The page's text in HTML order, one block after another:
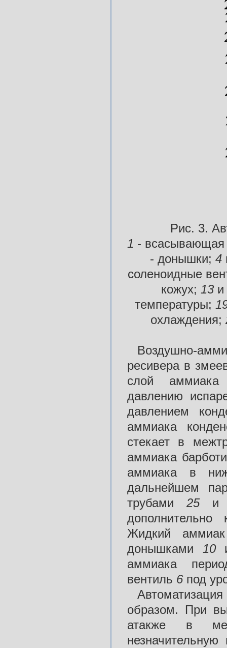
Рис. 3.
1 -
- донышки; 4
соленоидные
кожух; 13 и
температуры;
охлаждения;
Воздушно-
ресивера в
слой аммиака
давлению
давлением
аммиака
стекает в
аммиака
аммиака в
дальнейшем
трубами 25
Жидкий
донышками 10
аммиака
вентиль 6 под
образом. При
атакже в